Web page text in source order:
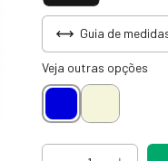
Guia de
Veja outras opções